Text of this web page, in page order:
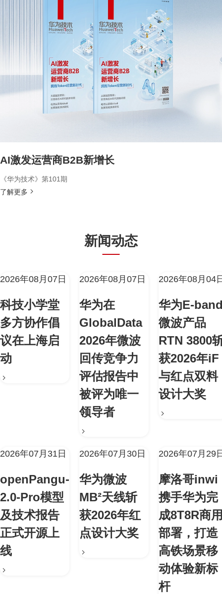
AI激发运营商B2B新增长
《华为技术》第101期
了解更多
新闻动态
2026年08月07日
科技小学堂
多方协作倡
议在上海启
动
2026年08月07日
华为在
GlobalData
2026年微波
回传竞争力
评估报告中
被评为唯一
领导者
2026年08月04
华为E-
微波产品
RTN 3800
获2026年iF
与红点双料
设计大奖
2026年07月31日
openPangu-
2.0-Pro模型
及技术报告
正式开源上
线
2026年07月30日
华为微波
MB²天线斩
获2026年红
点设计大奖
2026年07月29
摩洛哥inwi
携手华为完
成8T8R商
部署，打造
高铁场景移
动体验新标
杆